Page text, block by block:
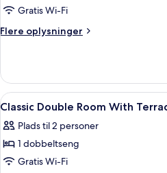
Gratis Wi-Fi
Flere oplysninger
Flere
værelse
Indlæs
alle
billeder
af
Classic
1
Classic Double Room With
Plads til 2 personer
1 dobbeltseng
Gratis Wi-Fi